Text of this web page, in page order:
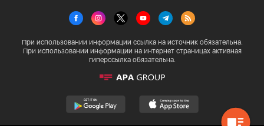
При использовании информации ссылка на источник обязательна.
При использовании информации на интернет страницах активная
гиперссылка обязательна.